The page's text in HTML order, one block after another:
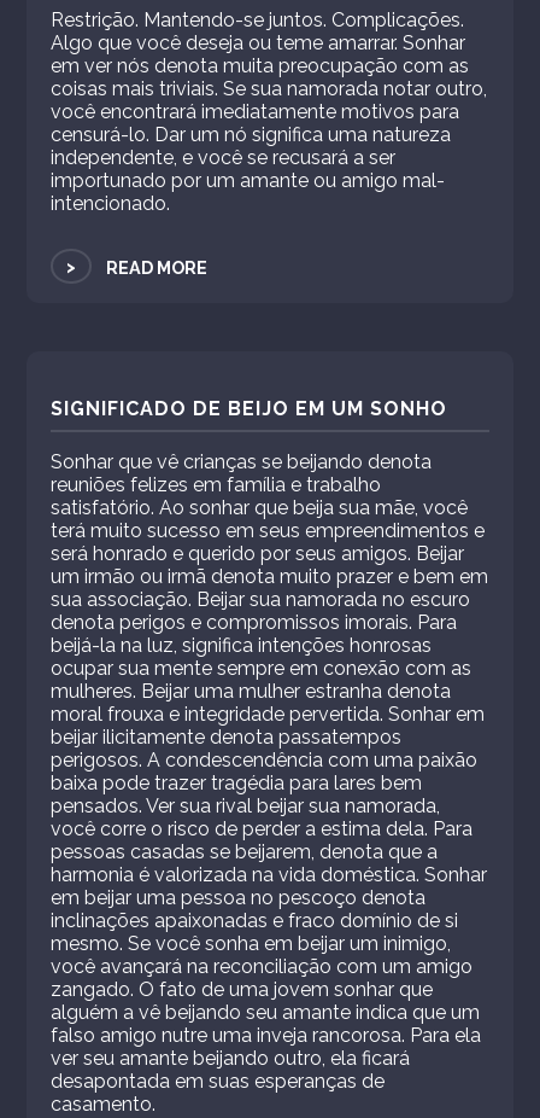
Restrição. Mantendo-se juntos. Complicações.
Algo que você deseja ou teme amarrar. Sonhar
em ver nós denota muita preocupação com as
coisas mais triviais. Se sua namorada notar outro,
você encontrará imediatamente motivos para
censurá-lo. Dar um nó significa uma natureza
independente, e você se recusará a ser
importunado por um amante ou amigo mal-
intencionado.
> READ MORE
SIGNIFICADO DE BEIJO EM UM SONHO
Sonhar que vê crianças se beijando denota
reuniões felizes em família e trabalho
satisfatório. Ao sonhar que beija sua mãe, você
terá muito sucesso em seus empreendimentos e
será honrado e querido por seus amigos. Beijar
um irmão ou irmã denota muito prazer e bem em
sua associação. Beijar sua namorada no escuro
denota perigos e compromissos imorais. Para
beijá-la na luz, significa intenções honrosas
ocupar sua mente sempre em conexão com as
mulheres. Beijar uma mulher estranha denota
moral frouxa e integridade pervertida. Sonhar em
beijar ilicitamente denota passatempos
perigosos. A condescendência com uma paixão
baixa pode trazer tragédia para lares bem
pensados. Ver sua rival beijar sua namorada,
você corre o risco de perder a estima dela. Para
pessoas casadas se beijarem, denota que a
harmonia é valorizada na vida doméstica. Sonhar
em beijar uma pessoa no pescoço denota
inclinações apaixonadas e fraco domínio de si
mesmo. Se você sonha em beijar um inimigo,
você avançará na reconciliação com um amigo
zangado. O fato de uma jovem sonhar que
alguém a vê beijando seu amante indica que um
falso amigo nutre uma inveja rancorosa. Para ela
ver seu amante beijando outro, ela ficará
desapontada em suas esperanças de
casamento.